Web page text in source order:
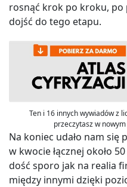
rosnąć krok po kroku, po
dojść do tego etapu.
Ten i 16 innych wywiadów z
przeczytasz w nowym
Na koniec udało nam się
w kwocie łącznej około
dość sporo jak na realia
między innymi dzięki